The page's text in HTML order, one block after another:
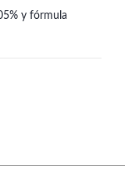
y fórmula